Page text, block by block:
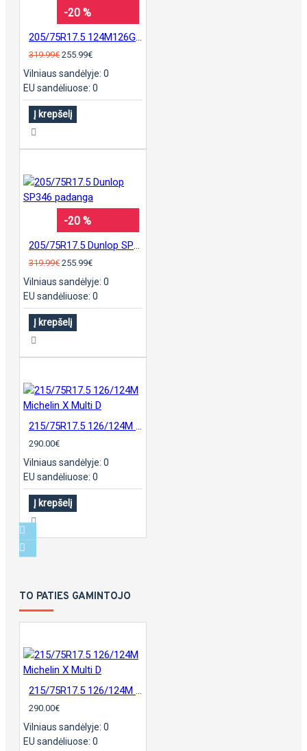
-20 %
205/75R17.5 124M126G Dunlop SP446 pad.
319.99€ 255.99€
Vilniaus sandėlyje: 0
EU sandėliuose: 0
Į krepšelį
-20 %
205/75R17.5 Dunlop SP346 padanga
319.99€ 255.99€
Vilniaus sandėlyje: 0
EU sandėliuose: 0
Į krepšelį
215/75R17.5 126/124M Michelin X Multi D
290.00€
Vilniaus sandėlyje: 0
EU sandėliuose: 0
Į krepšelį
TO PATIES GAMINTOJO
215/75R17.5 126/124M Michelin X Multi D
290.00€
Vilniaus sandėlyje: 0
EU sandėliuose: 0